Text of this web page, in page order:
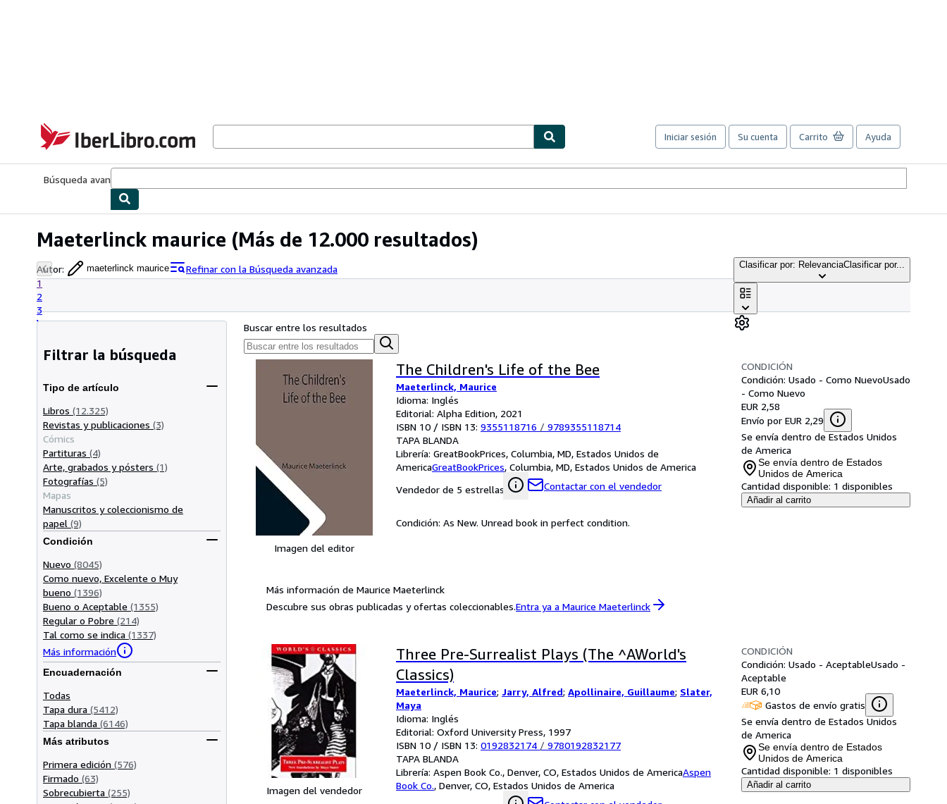
IberLibro.com
Iniciar sesión Su cuenta Carrito Ayuda
Búsqueda avanzada
Maeterlinck maurice (Más de 12.000 resultados)
Autor: maeterlinck maurice
Refinar con la Búsqueda avanzada
1
2
3
Clasificar por: RelevanciaClasificar por...
Filtrar la búsqueda
Tipo de artículo
Libros (12.325)
Revistas y publicaciones (3)
Cómics
Partituras (4)
Arte, grabados y pósters (1)
Fotografías (5)
Mapas
Manuscritos y coleccionismo de
papel (9)
Condición
Nuevo (8045)
Como nuevo, Excelente o Muy
bueno (1396)
Bueno o Aceptable (1355)
Regular o Pobre (214)
Tal como se indica (1337)
Más información
Encuadernación
Todas
Tapa dura (5412)
Tapa blanda (6146)
Más atributos
Primera edición (576)
Firmado (63)
Sobrecubierta (255)
Buscar entre los resultados
Imagen del editor
The Children's Life of the Bee
Maeterlinck, Maurice
Idioma: Inglés
Editorial: Alpha Edition, 2021
ISBN 10 / ISBN 13: 9355118716 / 9789355118714
TAPA BLANDA
Librería: GreatBookPrices, Columbia, MD, Estados Unidos de
AmericaGreatBookPrices, Columbia, MD, Estados Unidos de America
Vendedor de 5 estrellas
Contactar con el vendedor
CONDICIÓN
Condición: Usado - Como NuevoUsado
- Como Nuevo
EUR 2,58
Envío por EUR 2,29
Se envía dentro de Estados Unidos
de America
Se envía dentro de Estados
Unidos de America
Cantidad disponible: 1 disponibles
Añadir al carrito
Condición: As New. Unread book in perfect condition.
Más información de Maurice Maeterlinck
Descubre sus obras publicadas y ofertas coleccionables.Entra ya a Maurice Maeterlinck
Imagen del vendedor
Three Pre-Surrealist Plays (The ^AWorld's
Classics)
Maeterlinck, Maurice; Jarry, Alfred; Apollinaire, Guillaume; Slater,
Maya
Idioma: Inglés
Editorial: Oxford University Press, 1997
ISBN 10 / ISBN 13: 0192832174 / 9780192832177
TAPA BLANDA
Librería: Aspen Book Co., Denver, CO, Estados Unidos de AmericaAspen
Book Co., Denver, CO, Estados Unidos de America
CONDICIÓN
Condición: Usado - AceptableUsado -
Aceptable
EUR 6,10
Gastos de envío gratis
Se envía dentro de Estados Unidos
de America
Se envía dentro de Estados
Unidos de America
Cantidad disponible: 1 disponibles
Añadir al carrito